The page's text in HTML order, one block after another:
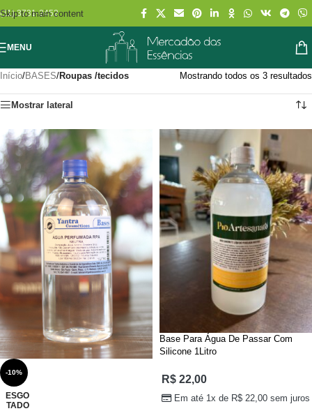
Skip to main content
(11) 3731-2452
MENU
Início/BASES/Roupas /tecidos Mostrando todos os 3 resultados
Mostrar lateral
-10%
ESGO
TADO
Base Para Água De Passar Com
Silicone 1Litro
R$22,00
Em até 1x de R$ 22,00 sem juros